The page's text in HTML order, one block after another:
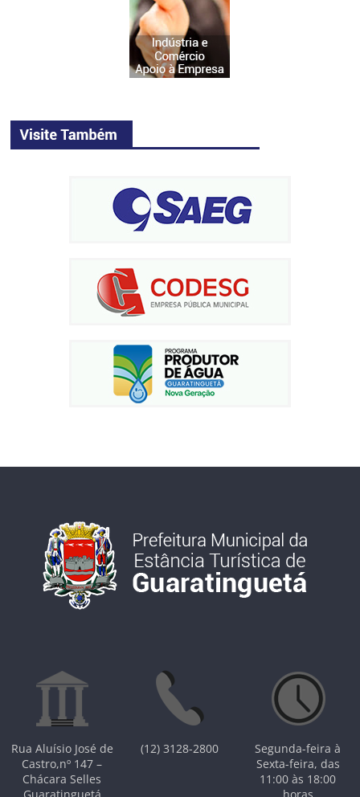
Rua Aluísio José de
Castro,nº 147 –
Chácara Selles
(12) 3128-2800
Segunda-feira à
Sexta-feira, das
11:00 às 18:00